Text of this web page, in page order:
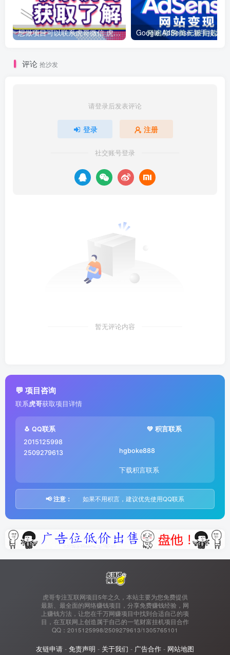
想做项目可以联系虎哥微信 虎哥一对一解答并且远程视频教学
评论 抢沙发
请登录后发表评论
登录 注册
社交账号登录
暂无评论内容
💬 项目咨询
联系虎哥获取项目详情
🐧 QQ联系
2015125998
2509279613
💚 积言联系
hgboke888
下载积言联系
📢 注意： 如果不用积言，建议优先使用QQ联系
虎哥专注互联网项目5年之久，本站主要为您免费提供
最新、最全面的网络赚钱项目，分享免费赚钱经验，网
上赚钱方法，让您在千万网赚项目中找到合适自己的项
目，在互联网上创造属于自己的一笔财富挂机项目合作
QQ：2015125998/2509279613/1305765101
友链申请 - 免责声明 - 关于我们 - 广告合作 - 网站地图